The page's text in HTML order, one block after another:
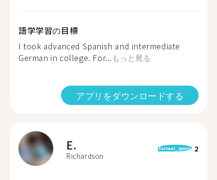
語学学習の目標
I took advanced Spanish and intermediate
German in college. For... もっと見る
アプリをダウンロードする
E.
Richardson
format_quote 2